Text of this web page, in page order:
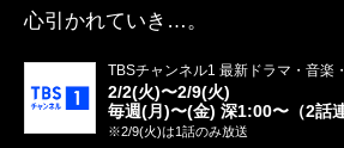
心引かれていき…。
TBSチャンネル1 最新ドラマ・音楽
2/2(火)〜2/9(火)
毎週(月)〜(金) 深1:00〜（2話連
※2/9(火)は1話のみ放送